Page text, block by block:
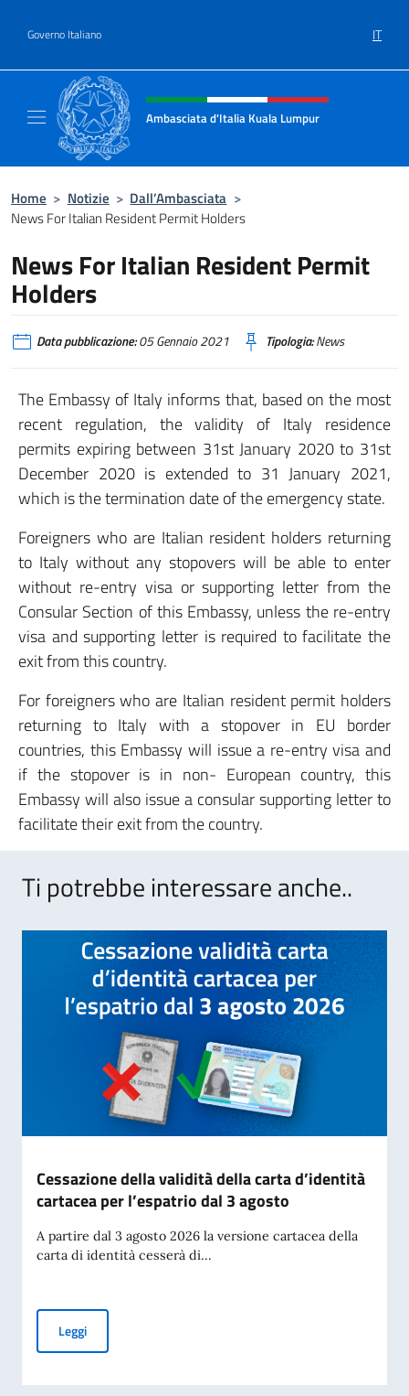
Governo Italiano IT
Intestazione sito, social e menù
Ambasciata d'Italia Kuala Lumpur
Home > Notizie > Dall’Ambasciata >
News For Italian Resident Permit Holders
News For Italian Resident Permit
Holders
Data pubblicazione:05 Gennaio 2021 Tipologia:News
The Embassy of Italy informs that, based on the most
recent regulation, the validity of Italy residence
permits expiring between 31st January 2020 to 31st
December 2020 is extended to 31 January 2021,
which is the termination date of the emergency state.
Foreigners who are Italian resident holders returning
to Italy without any stopovers will be able to enter
without re-entry visa or supporting letter from the
Consular Section of this Embassy, unless the re-entry
visa and supporting letter is required to facilitate the
exit from this country.
For foreigners who are Italian resident permit holders
returning to Italy with a stopover in EU border
countries, this Embassy will issue a re-entry visa and
if the stopover is in non- European country, this
Embassy will also issue a consular supporting letter to
facilitate their exit from the country.
Ti potrebbe interessare anche..
Cessazione della validità della carta d’identità
cartacea per l’espatrio dal 3 agosto
A partire dal 3 agosto 2026 la versione cartacea della
carta di identità cesserà di...
LeggiCessazione della validità della carta d’identità cartacea